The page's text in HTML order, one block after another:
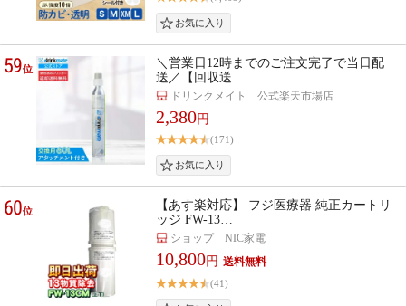
59位
＼営業日12時までのご注文完了で当日配
送／【回収送…
ドリンクメイト 公式楽天市場店
2,380円
(171)
60位
【あす楽対応】 フジ医療器 純正カートリ
ッジ FW-13…
ショップ NIC家電
10,800円
(41)